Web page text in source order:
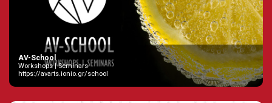
AV-School
Workshops | Seminars
https://avarts.ionio.gr/school